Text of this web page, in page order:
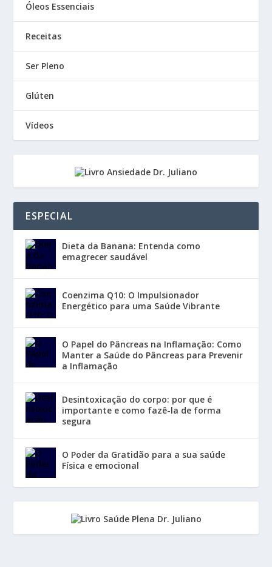
Óleos Essenciais
Receitas
Ser Pleno
Glúten
Vídeos
ESPECIAL
Dieta da Banana: Entenda como
emagrecer saudável
Coenzima Q10: O Impulsionador
Energético para uma Saúde Vibrante
O Papel do Pâncreas na Inflamação: Como
Manter a Saúde do Pâncreas para Prevenir
a Inflamação
Desintoxicação do corpo: por que é
importante e como fazê-la de forma
segura
O Poder da Gratidão para a sua saúde
Física e emocional